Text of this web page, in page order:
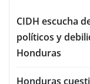
CIDH escucha
políticos y
Honduras
Honduras